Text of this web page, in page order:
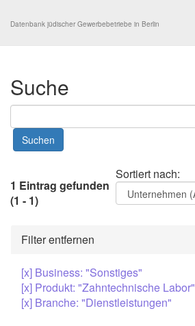
Datenbank jüdischer Gewerbebetriebe in Berlin
Suche
Sortiert nach:
1 Eintrag gefunden
(1 - 1)
Filter entfernen
[x] Business: "Sonstiges"
[x] Produkt: "Zahntechnische Labor"
[x] Branche: "Dienstleistungen"